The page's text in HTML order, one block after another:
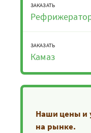
ЗАКАЗАТЬ
ЗАКАЗАТЬ
Камаз
Наши цены и
на рынке.